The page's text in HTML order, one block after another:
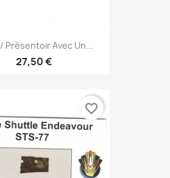
Présentoir Avec Un...
27,50 €
favorite_border